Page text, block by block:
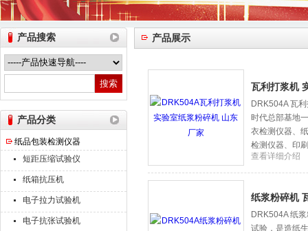
山东德瑞克仪器股份有限公司
产品搜索
产品分类
纸品包装检测仪器
短距压缩试验仪
纸箱抗压机
电子拉力试验机
电子抗张试验机
产品展示
瓦利打浆机
DRK504A 瓦
时代总部基地
衣检测仪器、
检测仪器、印
台等。
查看详细介绍
纸浆粉碎机
DRK504A 纸
试验，是造纸